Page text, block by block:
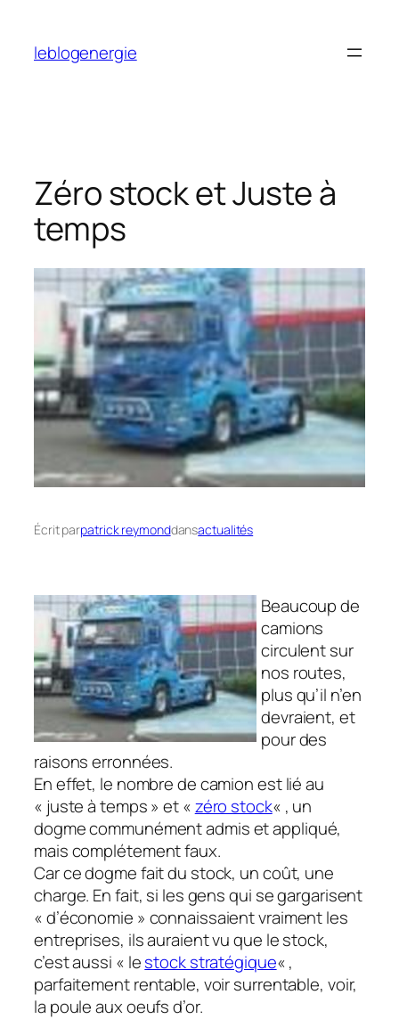
contenu
leblogenergie
Zéro stock et Juste à
temps
Écrit parpatrick reymonddansactualités
Beaucoup de
camions
circulent sur
nos routes,
plus qu’il n’en
devraient, et
pour des
raisons erronnées.
En effet, le nombre de camion est lié au
« juste à temps » et «zéro stock« , un
dogme communément admis et appliqué,
mais complétement faux.
Car ce dogme fait du stock, un coût, une
charge. En fait, si les gens qui se gargarisent
« d’économie » connaissaient vraiment les
entreprises, ils auraient vu que le stock,
c’est aussi « lestock stratégique« ,
parfaitement rentable, voir surrentable, voir,
la poule aux oeufs d’or.